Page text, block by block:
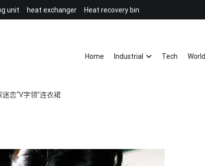
unit heat exchanger Heat recovery bin
Home
Industrial Tech World
迷恋“V字领”连衣裙